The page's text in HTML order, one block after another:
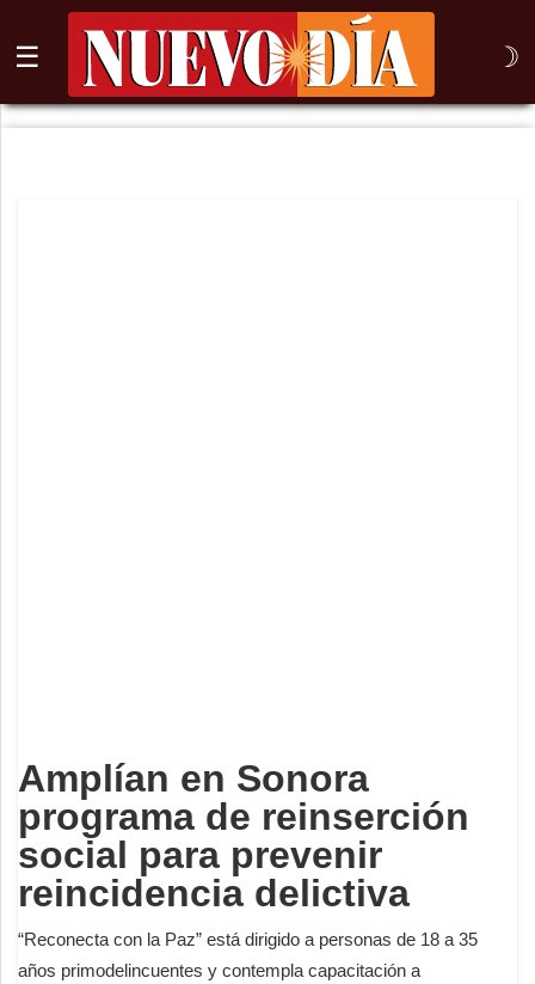
☰ ☽
⌕
Amplían en Sonora
programa de reinserción
social para prevenir
reincidencia delictiva
“Reconecta con la Paz” está dirigido a personas de 18 a 35
años primodelincuentes y contempla capacitación a